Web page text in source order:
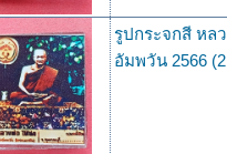
รูปกระจกสี หล
อัมพวัน 2566